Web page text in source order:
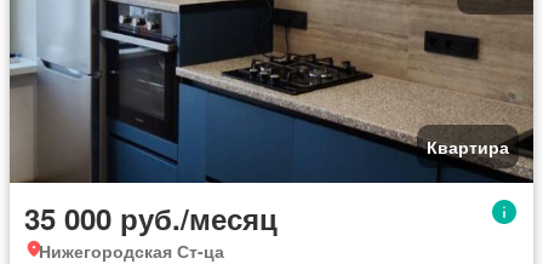
Квартира
35 000 руб./месяц
Нижегородская Ст-ца